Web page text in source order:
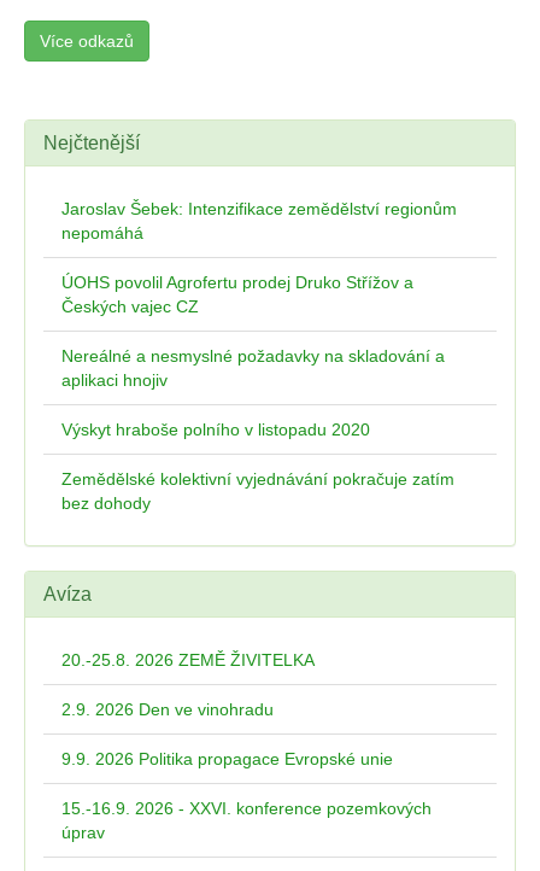
Více odkazů
Nejčtenější
Jaroslav Šebek: Intenzifikace zemědělství regionům
nepomáhá
ÚOHS povolil Agrofertu prodej Druko Střížov a
Českých vajec CZ
Nereálné a nesmyslné požadavky na skladování a
aplikaci hnojiv
Výskyt hraboše polního v listopadu 2020
Zemědělské kolektivní vyjednávání pokračuje zatím
bez dohody
Avíza
20.-25.8. 2026 ZEMĚ ŽIVITELKA
2.9. 2026 Den ve vinohradu
9.9. 2026 Politika propagace Evropské unie
15.-16.9. 2026 - XXVI. konference pozemkových
úprav